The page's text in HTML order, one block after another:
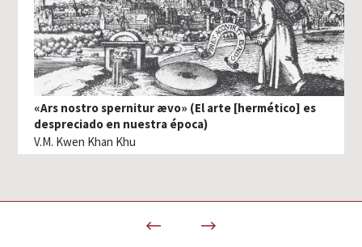
«Ars nostro spernitur ævo» (El arte [hermético] es
despreciado en nuestra época)
V.M. Kwen Khan Khu